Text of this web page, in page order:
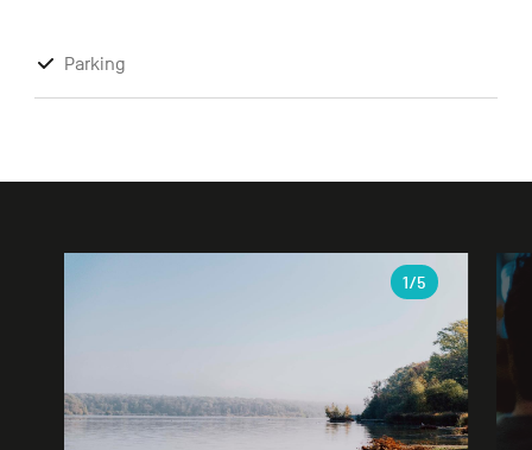
Parking
1/5